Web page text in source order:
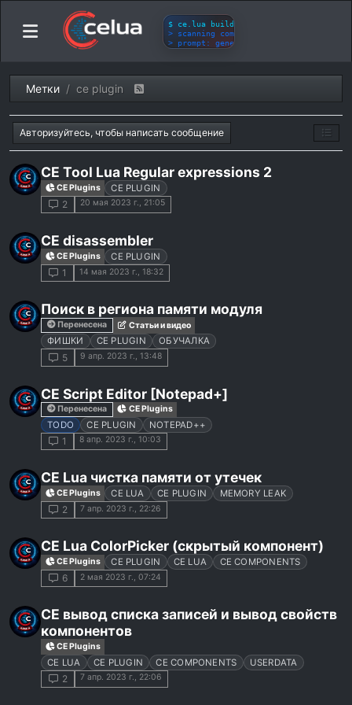
Метки ce plugin
Авторизуйтесь, чтобы написать сообщение
CE Tool Lua Regular expressions 2
CE Plugins CE PLUGIN
2 20 мая 2023 г., 21:05
CE disassembler
CE Plugins CE PLUGIN
1 14 мая 2023 г., 18:32
Поиск в региона памяти модуля
Перенесена Статьи и видео
ФИШКИ CE PLUGIN ОБУЧАЛКА
5 9 апр. 2023 г., 13:48
CE Script Editor [Notepad+]
Перенесена CE Plugins
TODO CE PLUGIN NOTEPAD++
1 8 апр. 2023 г., 10:03
CE Lua чистка памяти от утечек
CE Plugins CE LUA CE PLUGIN MEMORY LEAK
2 7 апр. 2023 г., 22:26
CE Lua ColorPicker (скрытый компонент)
CE Plugins CE PLUGIN CE LUA CE COMPONENTS
6 2 мая 2023 г., 07:24
CE вывод списка записей и вывод свойств
компонентов
CE Plugins
CE LUA CE PLUGIN CE COMPONENTS USERDATA
2 7 апр. 2023 г., 22:06